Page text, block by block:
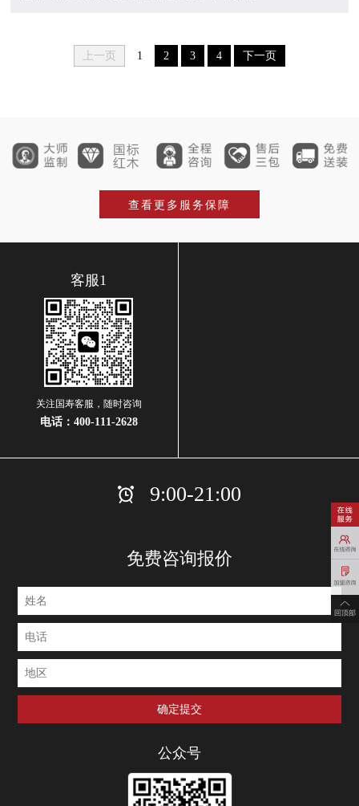
上一页 1 2 3 4 下一页
查看更多服务保障
客服1
关注国寿客服，随时咨询
电话： 400-111-2628
9:00-21:00
免费咨询报价
公众号